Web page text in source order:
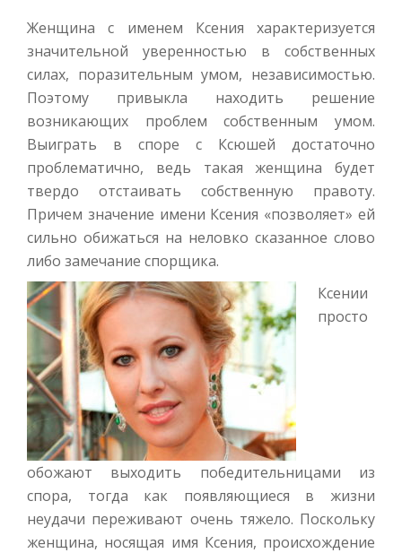
Женщина с именем Ксения характеризуется
значительной уверенностью в собственных
силах, поразительным умом, независимостью.
Поэтому привыкла находить решение
возникающих проблем собственным умом.
Выиграть в споре с Ксюшей достаточно
проблематично, ведь такая женщина будет
твердо отстаивать собственную правоту.
Причем значение имени Ксения «позволяет» ей
сильно обижаться на неловко сказанное слово
либо замечание спорщика.
Ксении
просто
обожают выходить победительницами из
спора, тогда как появляющиеся в жизни
неудачи переживают очень тяжело. Поскольку
женщина, носящая имя Ксения, происхождение